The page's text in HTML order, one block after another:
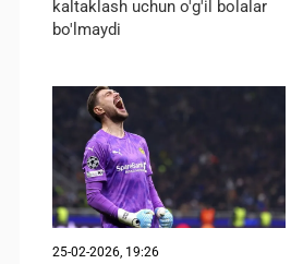
kaltaklash uchun o'g'il bolalar
bo'lmaydi
25-02-2026, 19:26